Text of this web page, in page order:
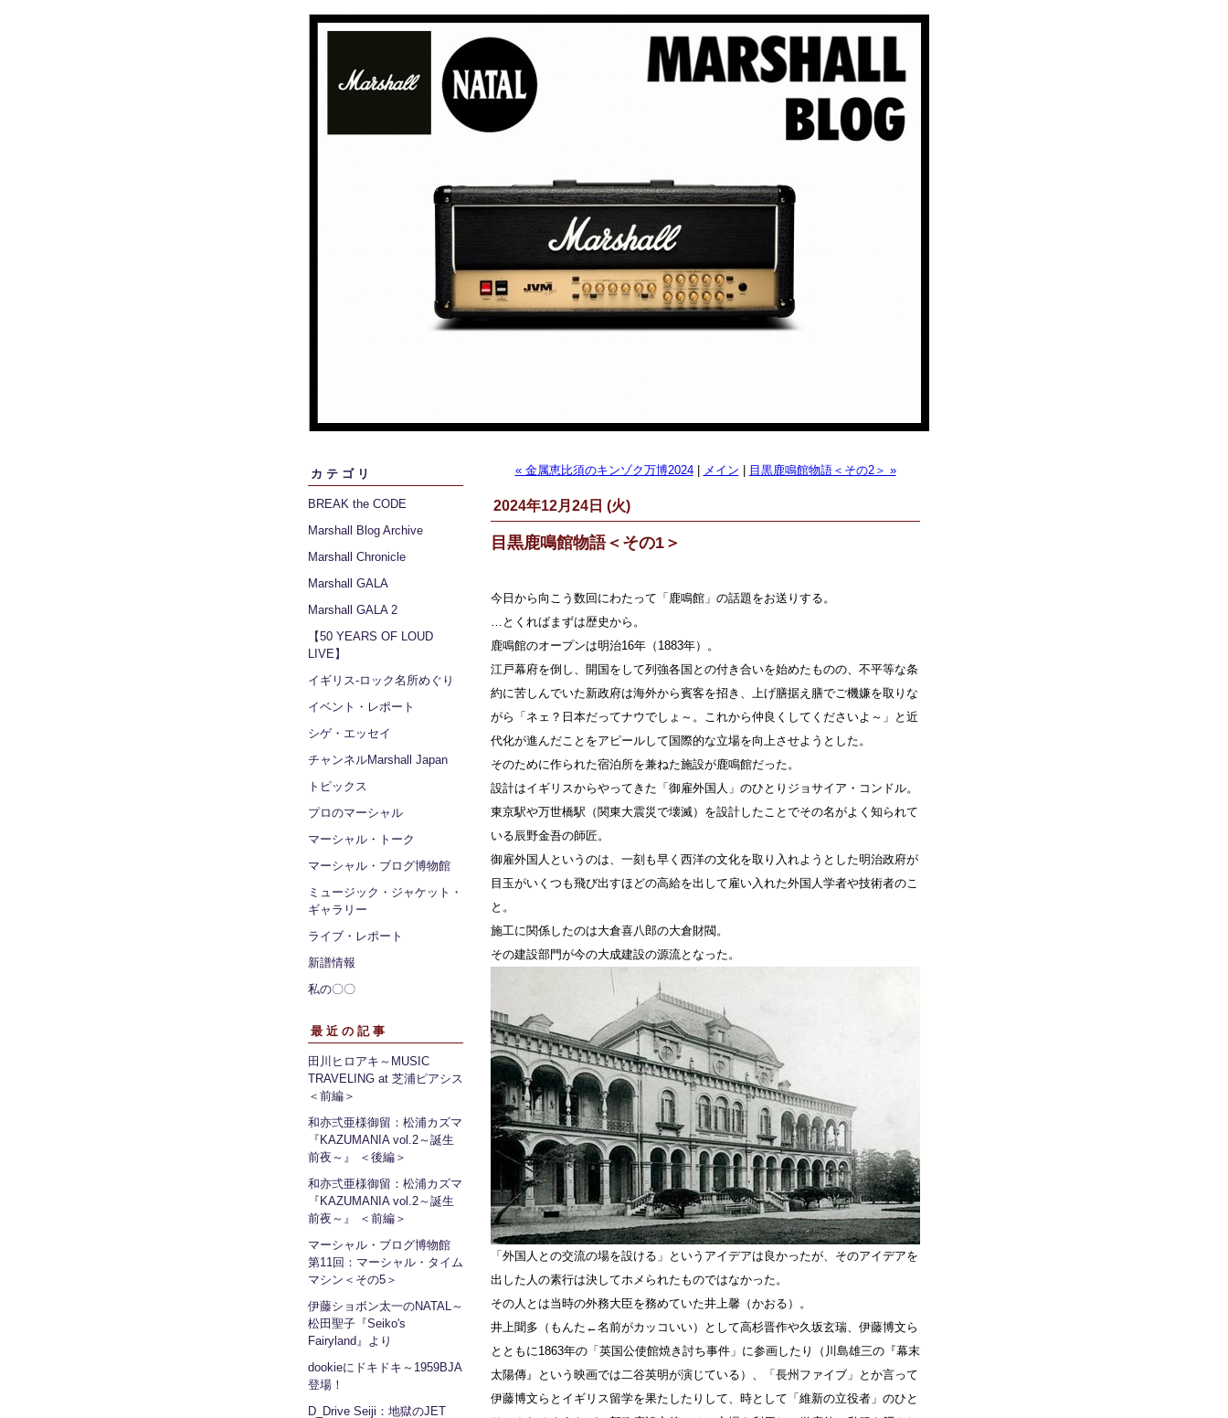
カテゴリ
BREAK the CODE
Marshall Blog Archive
Marshall Chronicle
Marshall GALA
Marshall GALA 2
【50 YEARS OF LOUD
LIVE】
イギリス‐ロック名所めぐり
イベント・レポート
シゲ・エッセイ
チャンネルMarshall Japan
トピックス
プロのマーシャル
マーシャル・トーク
マーシャル・ブログ博物館
ミュージック・ジャケット・
ギャラリー
ライブ・レポート
新譜情報
私の〇〇
最近の記事
田川ヒロアキ～MUSIC
TRAVELING at 芝浦ピアシス
＜前編＞
和亦弍亜様御留：松浦カズマ
『KAZUMANIA vol.2～誕生
前夜～』 ＜後編＞
和亦弍亜様御留：松浦カズマ
『KAZUMANIA vol.2～誕生
前夜～』 ＜前編＞
マーシャル・ブログ博物館
第11回：マーシャル・タイム
マシン＜その5＞
伊藤ショボン太一のNATAL～
松田聖子『Seiko's
Fairyland』より
dookieにドキドキ～1959BJA
登場！
D_Drive Seiji：地獄のJET
« 金属恵比須のキンゾク万博2024| メイン 目黒鹿鳴館物語＜その2＞ »
2024年12月24日 (火)
目黒鹿鳴館物語＜その1＞
今日から向こう数回にわたって「鹿鳴館」の話題をお送りする。
…とくればまずは歴史から。
鹿鳴館のオープンは明治16年（1883年）。
江戸幕府を倒し、開国をして列強各国との付き合いを始めたものの、不平等な条
約に苦しんでいた新政府は海外から賓客を招き、上げ膳据え膳でご機嫌を取りな
がら「ネェ？日本だってナウでしょ～。これから仲良くしてくださいよ～」と近
代化が進んだことをアピールして国際的な立場を向上させようとした。
そのために作られた宿泊所を兼ねた施設が鹿鳴館だった。
設計はイギリスからやってきた「御雇外国人」のひとりジョサイア・コンドル。
東京駅や万世橋駅（関東大震災で壊滅）を設計したことでその名がよく知られて
いる辰野金吾の師匠。
御雇外国人というのは、一刻も早く西洋の文化を取り入れようとした明治政府が
目玉がいくつも飛び出すほどの高給を出して雇い入れた外国人学者や技術者のこ
と。
施工に関係したのは大倉喜八郎の大倉財閥。
その建設部門が今の大成建設の源流となった。
「外国人との交流の場を設ける」というアイデアは良かったが、そのアイデアを
出した人の素行は決してホメられたものではなかった。
その人とは当時の外務大臣を務めていた井上馨（かおる）。
井上聞多（もんた←名前がカッコいい）として高杉晋作や久坂玄瑞、伊藤博文ら
とともに1863年の「英国公使館焼き討ち事件」に参画したり（川島雄三の『幕末
太陽傳』という映画では二谷英明が演じている）、「長州ファイブ」とか言って
伊藤博文らとイギリス留学を果たしたりして、時として「維新の立役者」のひと